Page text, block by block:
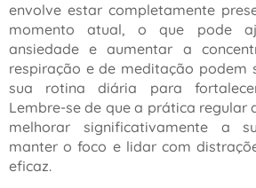
envolve estar completamente
momento atual, o que pode
ansiedade e aumentar a
respiração e de meditação podem
sua rotina diária para
Lembre-se de que a prática regular
melhorar significativamente a
manter o foco e lidar com
eficaz.